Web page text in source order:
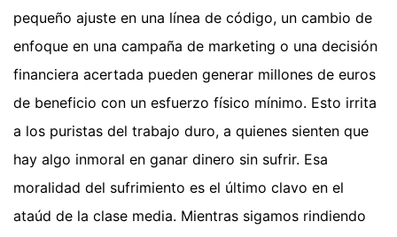
pequeño ajuste en una línea de código, un cambio de
enfoque en una campaña de marketing o una decisión
financiera acertada pueden generar millones de euros
de beneficio con un esfuerzo físico mínimo. Esto irrita
a los puristas del trabajo duro, a quienes sienten que
hay algo inmoral en ganar dinero sin sufrir. Esa
moralidad del sufrimiento es el último clavo en el
ataúd de la clase media. Mientras sigamos rindiendo